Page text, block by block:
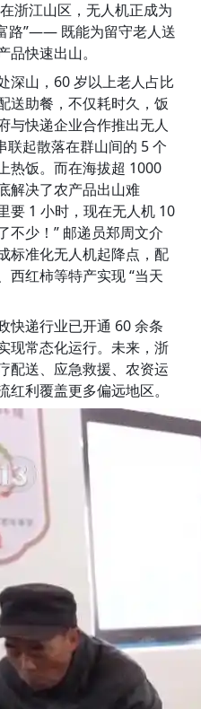
浙江山区，无人机正成为
路”—— 既能为留守老人送
快速出山。
山，60 岁以上老人占比
送助餐，不仅耗时久，饭
与快递企业合作推出无人
联起散落在群山间的 5 个
热饭。而在海拔超 1000
解决了农产品出山难
要 1 小时，现在无人机 10
不少！” 邮递员郑周文介
标准化无人机起降点，配
西红柿等特产实现 “当天
递行业已开通 60 余条
现常态化运行。未来，浙
配送、应急救援、农资运
利覆盖更多偏远地区。